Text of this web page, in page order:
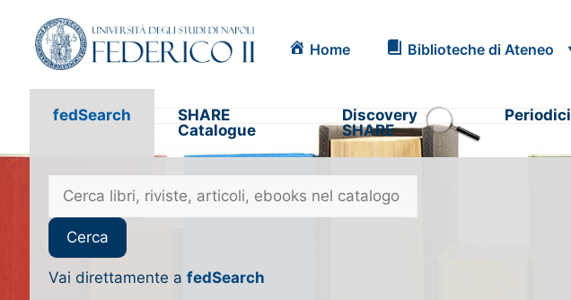
Home Biblioteche di Ateneo
fedSearch
SHARE
Catalogue
Discovery
SHARE
Periodici
Vai direttamente a fedSearch